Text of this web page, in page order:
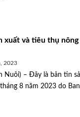
xuất và tiêu thụ
2023
Nuôi) – Đây là bản tin
8 năm 2023 do